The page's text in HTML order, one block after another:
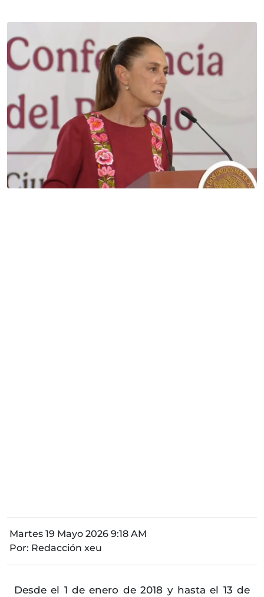
Martes 19 Mayo 2026 9:18 AM
Por: Redacción xeu
Desde el 1 de enero de 2018 y hasta el 13 de